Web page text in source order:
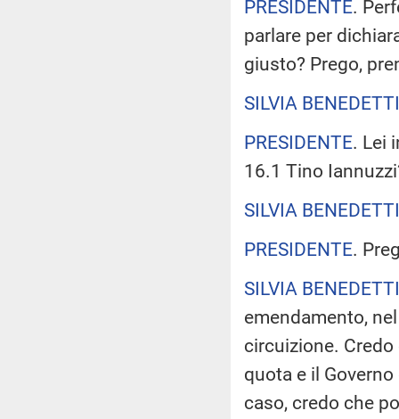
PRESIDENTE.
parlare per
giusto? Prego,
SILVIA BENEDETTI
PRESIDENTE. Lei
16.1 Tino
SILVIA BENEDETTI
PRESIDENTE.
SILVIA BENEDETTI
emendamento,
circuizione.
quota e il
caso, credo che